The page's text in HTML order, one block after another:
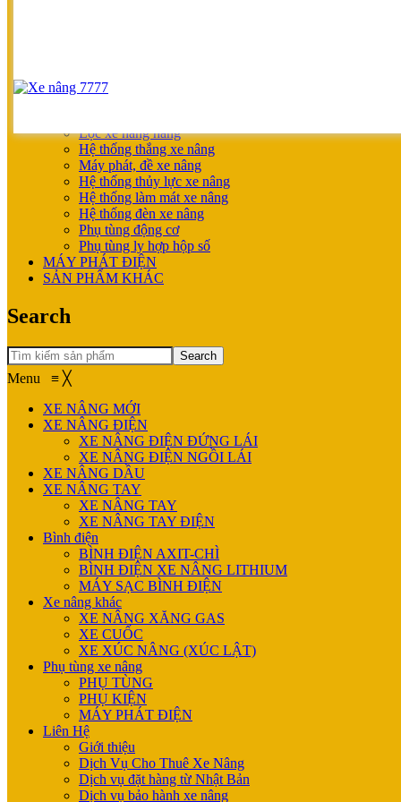
XE NÂNG TAY ĐIỆN
Lọc xe nâng hàng
Hệ thống thắng xe nâng
Máy phát, đề xe nâng
Hệ thống thủy lực xe nâng
Hệ thống làm mát xe nâng
Hệ thống đèn xe nâng
Phụ tùng động cơ
Phụ tùng ly hợp hộp số
MÁY PHÁT ĐIỆN
SẢN PHẨM KHÁC
Search
Search
Menu ≡ ╳
XE NÂNG MỚI
XE NÂNG ĐIỆN
XE NÂNG ĐIỆN ĐỨNG LÁI
XE NÂNG ĐIỆN NGỒI LÁI
XE NÂNG DẦU
XE NÂNG TAY
XE NÂNG TAY
XE NÂNG TAY ĐIỆN
Bình điện
BÌNH ĐIỆN AXIT-CHÌ
BÌNH ĐIỆN XE NÂNG LITHIUM
MÁY SẠC BÌNH ĐIỆN
Xe nâng khác
XE NÂNG XĂNG GAS
XE CUỐC
XE XÚC NÂNG (XÚC LẬT)
Phụ tùng xe nâng
PHỤ TÙNG
PHỤ KIỆN
MÁY PHÁT ĐIỆN
Liên Hệ
Giới thiệu
Dịch Vụ Cho Thuê Xe Nâng
Dịch vụ đặt hàng từ Nhật Bản
Dịch vụ bảo hành xe nâng